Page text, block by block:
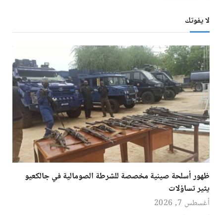
لا يفوتك
ظهور أسلحة صينية مخصصة للشرطة الصومالية في جالكعيو
يثير تساؤلات
أغسطس 7, 2026